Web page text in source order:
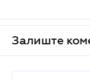
Залиште